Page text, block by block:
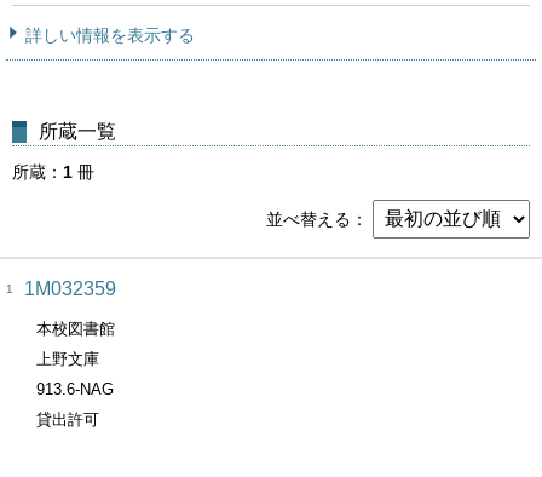
詳しい情報を表示する
所蔵一覧
所蔵 1 冊
並べ替える
1 1M032359
本校図書館
上野文庫
913.6-NAG
貸出許可